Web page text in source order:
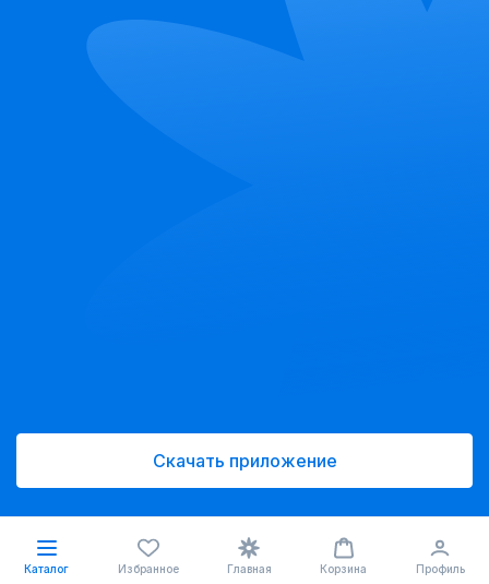
Скачать приложение
Каталог Избранное Главная Корзина Профиль